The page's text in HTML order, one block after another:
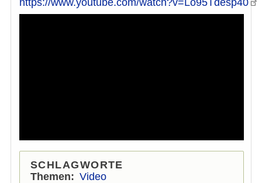
SCHLAGWORTE
Themen
Video